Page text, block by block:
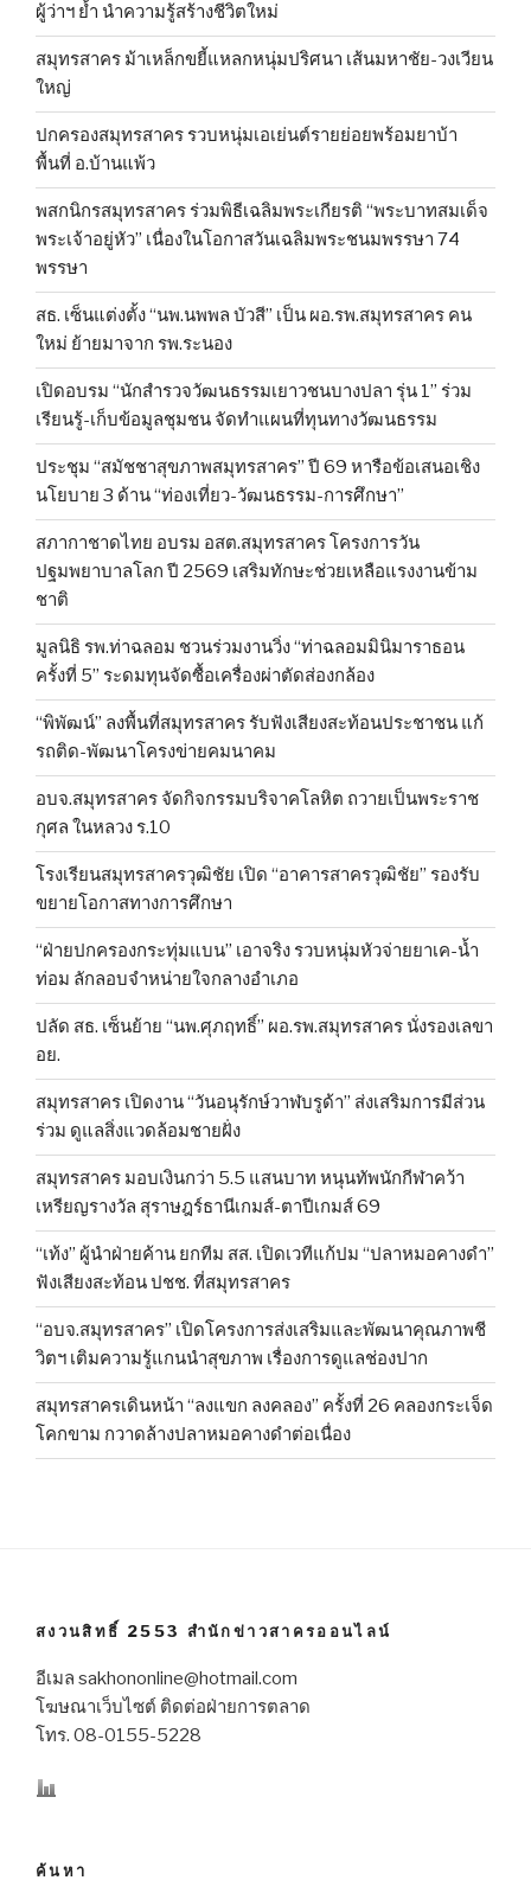
ผู้ว่าฯ ย้ำ นำความรู้สร้างชีวิตใหม่
สมุทรสาคร ม้าเหล็กขยี้แหลกหนุ่มปริศนา เส้นมหาชัย-วงเวียน
ใหญ่
ปกครองสมุทรสาคร รวบหนุ่มเอเย่นต์รายย่อยพร้อมยาบ้า
พื้นที่ อ.บ้านแพ้ว
พสกนิกรสมุทรสาคร ร่วมพิธีเฉลิมพระเกียรติ “พระบาทสมเด็จ
พระเจ้าอยู่หัว” เนื่องในโอกาสวันเฉลิมพระชนมพรรษา 74
พรรษา
สธ. เซ็นแต่งตั้ง “นพ.นพพล บัวสี” เป็น ผอ.รพ.สมุทรสาคร คน
ใหม่ ย้ายมาจาก รพ.ระนอง
เปิดอบรม “นักสำรวจวัฒนธรรมเยาวชนบางปลา รุ่น 1” ร่วม
เรียนรู้-เก็บข้อมูลชุมชน จัดทำแผนที่ทุนทางวัฒนธรรม
ประชุม “สมัชชาสุขภาพสมุทรสาคร” ปี 69 หารือข้อเสนอเชิง
นโยบาย 3 ด้าน “ท่องเที่ยว-วัฒนธรรม-การศึกษา”
สภากาชาดไทย อบรม อสต.สมุทรสาคร โครงการวัน
ปฐมพยาบาลโลก ปี 2569 เสริมทักษะช่วยเหลือแรงงานข้าม
ชาติ
มูลนิธิ รพ.ท่าฉลอม ชวนร่วมงานวิ่ง “ท่าฉลอมมินิมาราธอน
ครั้งที่ 5” ระดมทุนจัดซื้อเครื่องผ่าตัดส่องกล้อง
“พิพัฒน์” ลงพื้นที่สมุทรสาคร รับฟังเสียงสะท้อนประชาชน แก้
รถติด-พัฒนาโครงข่ายคมนาคม
อบจ.สมุทรสาคร จัดกิจกรรมบริจาคโลหิต ถวายเป็นพระราช
กุศล ในหลวง ร.10
โรงเรียนสมุทรสาครวุฒิชัย เปิด “อาคารสาครวุฒิชัย” รองรับ
ขยายโอกาสทางการศึกษา
“ฝ่ายปกครองกระทุ่มแบน” เอาจริง รวบหนุ่มหัวจ่ายยาเค-น้ำ
ท่อม ลักลอบจำหน่ายใจกลางอำเภอ
ปลัด สธ. เซ็นย้าย “นพ.ศุภฤทธิ์” ผอ.รพ.สมุทรสาคร นั่งรองเลขา
อย.
สมุทรสาคร เปิดงาน “วันอนุรักษ์วาฬบรูด้า” ส่งเสริมการมีส่วน
ร่วม ดูแลสิ่งแวดล้อมชายฝั่ง
สมุทรสาคร มอบเงินกว่า 5.5 แสนบาท หนุนทัพนักกีฬาคว้า
เหรียญรางวัล สุราษฎร์ธานีเกมส์-ตาปีเกมส์ 69
“เท้ง” ผู้นำฝ่ายค้าน ยกทีม สส. เปิดเวทีแก้ปม “ปลาหมอคางดำ”
ฟังเสียงสะท้อน ปชช. ที่สมุทรสาคร
“อบจ.สมุทรสาคร” เปิดโครงการส่งเสริมและพัฒนาคุณภาพชี
วิตฯ เติมความรู้แกนนำสุขภาพ เรื่องการดูแลช่องปาก
สมุทรสาครเดินหน้า “ลงแขก ลงคลอง” ครั้งที่ 26 คลองกระเจ็ด
โคกขาม กวาดล้างปลาหมอคางดำต่อเนื่อง
สงวนสิทธิ์ 2553 สำนักข่าวสาครออนไลน์
อีเมล sakhononline@hotmail.com
โฆษณาเว็บไซต์ ติดต่อฝ่ายการตลาด
โทร. 08-0155-5228
ค้นหา